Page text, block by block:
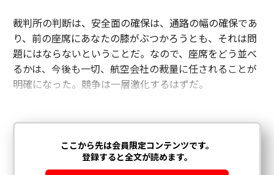
裁判所の判断は、安全面の確保は、通路の幅の確保であ
り、前の座席にあなたの膝がぶつかろうとも、それは問
題にはならないということだ。なので、座席をどう並べ
るかは、今後も一切、航空会社の裁量に任されることが
明確になった。競争は一層激化するはずだ。